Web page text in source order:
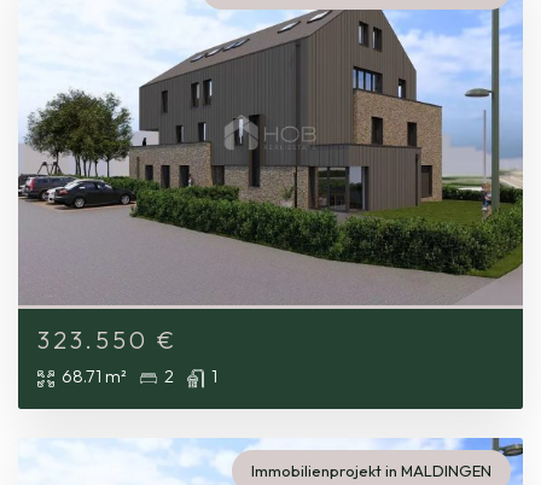
323.550 €
68.71 m² 2 1
Immobilienprojekt in MALDINGEN